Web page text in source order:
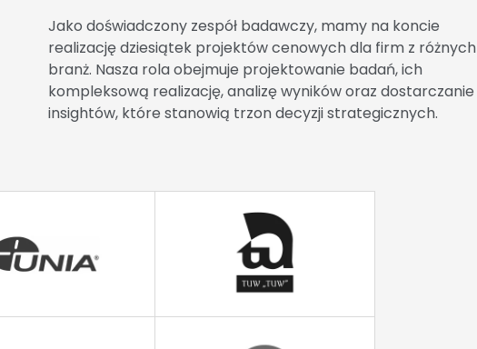
Jako doświadczony zespół badawczy, mamy na koncie
realizację dziesiątek projektów cenowych dla firm z różnych
branż. Nasza rola obejmuje projektowanie badań, ich
kompleksową realizację, analizę wyników oraz dostarczanie
insightów, które stanowią trzon decyzji strategicznych.